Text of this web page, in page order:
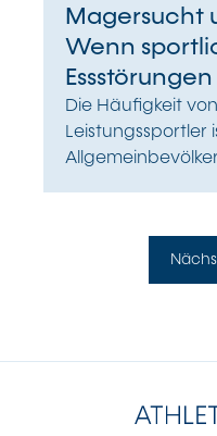
Magersucht
Wenn
Die Häufigkeit
Leistungssportler